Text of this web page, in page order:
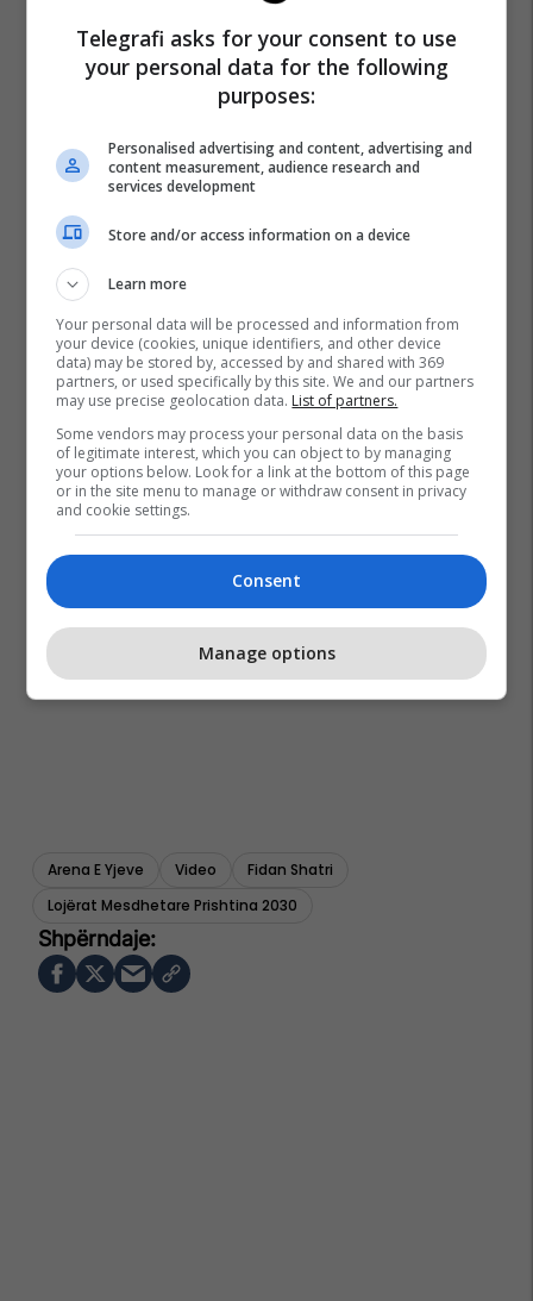
Arena E Yjeve Video
Fidan Shatri
Lojërat Mesdhetare Prishtina 2030
Telegrafi asks for your consent to use
your personal data for the following
purposes:
Personalised advertising and content, advertising and
content measurement, audience research and
services development
Store and/or access information on a device
Learn more
Your personal data will be processed and information from
your device (cookies, unique identifiers, and other device
data) may be stored by, accessed by and shared with 369
partners, or used specifically by this site. We and our partners
may use precise geolocation data. List of partners.
Some vendors may process your personal data on the basis
of legitimate interest, which you can object to by managing
your options below. Look for a link at the bottom of this page
or in the site menu to manage or withdraw consent in privacy
and cookie settings.
Consent
Manage options